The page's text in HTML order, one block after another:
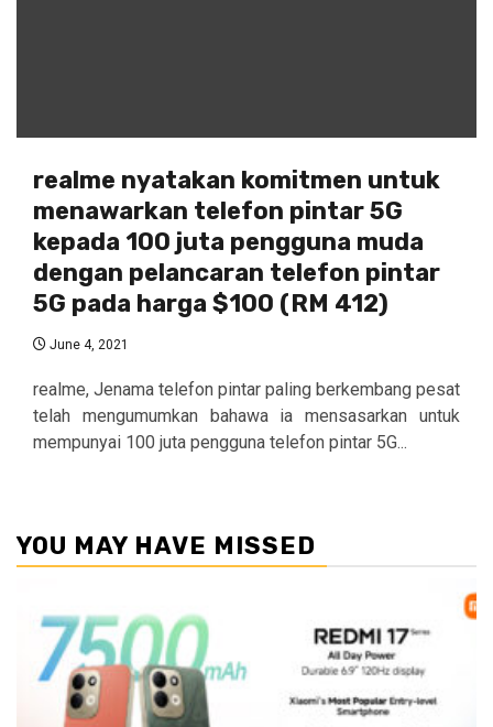
realme nyatakan komitmen untuk
menawarkan telefon pintar 5G
kepada 100 juta pengguna muda
dengan pelancaran telefon pintar
5G pada harga $100 (RM 412)
June 4, 2021
realme, Jenama telefon pintar paling berkembang pesat
telah mengumumkan bahawa ia mensasarkan untuk
mempunyai 100 juta pengguna telefon pintar 5G...
YOU MAY HAVE MISSED